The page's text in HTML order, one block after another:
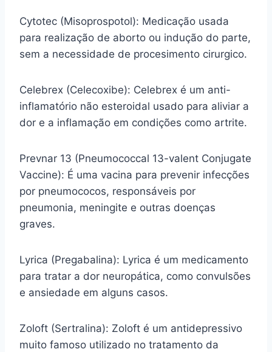
Cytotec (Misoprospotol): Medicação usada
para realização de aborto ou indução do parte,
sem a necessidade de procesimento cirurgico.
Celebrex (Celecoxibe): Celebrex é um anti-
inflamatório não esteroidal usado para aliviar a
dor e a inflamação em condições como artrite.
Prevnar 13 (Pneumococcal 13-valent Conjugate
Vaccine): É uma vacina para prevenir infecções
por pneumococos, responsáveis por
pneumonia, meningite e outras doenças
graves.
Lyrica (Pregabalina): Lyrica é um medicamento
para tratar a dor neuropática, como convulsões
e ansiedade em alguns casos.
Zoloft (Sertralina): Zoloft é um antidepressivo
muito famoso utilizado no tratamento da